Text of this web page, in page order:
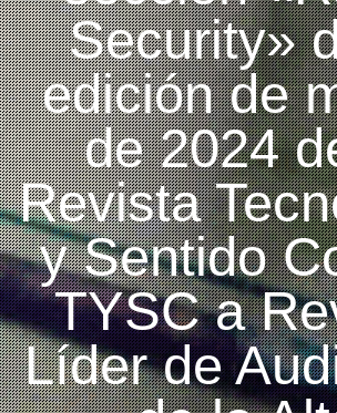
Security»
edición de
de 2024
Revista
y Sentido
TYSC a
Líder de